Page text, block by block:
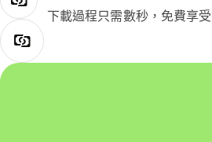
下載過程只需數秒，免費享